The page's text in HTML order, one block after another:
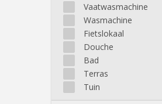
Vaatwasmachine
Wasmachine
Fietslokaal
Douche
Bad
Terras
Tuin